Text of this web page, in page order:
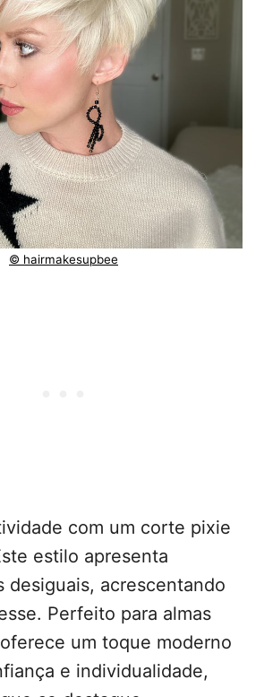
© hairmakesupbee
com um corte pixie
estilo apresenta
desiguais, acrescentando
Perfeito para almas
um toque moderno
e individualidade,